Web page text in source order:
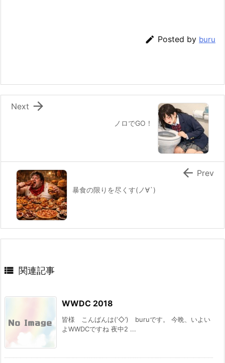
 Posted by buru
ノロでGO！

Next
暴食の限りを尽くす(ノ∀`)
 Prev
 関連記事
WWDC 2018
皆様 こんばんは(‘◇’)ゞburuです。 今晩、いよい
よWWDCですね 夜中2 ...